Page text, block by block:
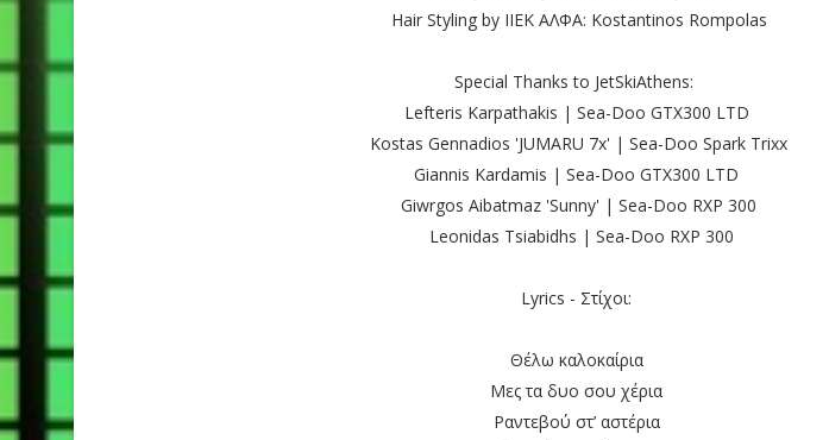
Hair Styling by IIEK ΑΛΦΑ: Kostantinos Rompolas
Special Thanks to JetSkiAthens:
Lefteris Karpathakis | Sea-Doo GTX300 LTD
Kostas Gennadios 'JUMARU 7x' | Sea-Doo Spark Trixx
Giannis Kardamis | Sea-Doo GTX300 LTD
Giwrgos Aibatmaz 'Sunny' | Sea-Doo RXP 300
Leonidas Tsiabidhs | Sea-Doo RXP 300
Lyrics - Στίχοι:
Θέλω καλοκαίρια
Μες τα δυο σου χέρια
Ραντεβού στ’ αστέρια